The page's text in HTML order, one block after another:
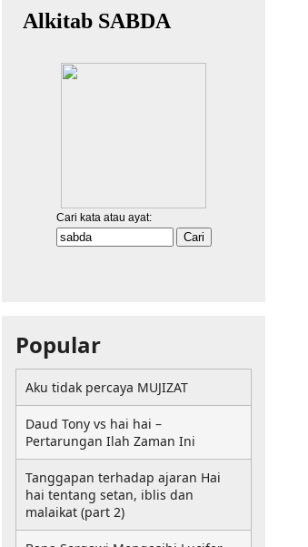
Popular
Aku tidak percaya MUJIZAT
Daud Tony vs hai hai –
Pertarungan Ilah Zaman Ini
Tanggapan terhadap ajaran Hai
hai tentang setan, iblis dan
malaikat (part 2)